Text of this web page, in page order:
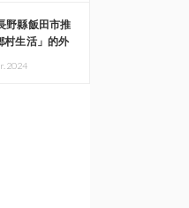
野縣飯田市推
村生活」的外